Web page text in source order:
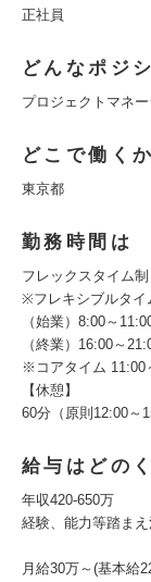
正社員
どんなポジ
プロジェクトマネ
どこで働くか
東京都
勤務時間は
フレックスタイム
※フレキシブルタイ
（始業）8:00～
（終業）16:00～
※コアタイム 11:00
【休憩】
60分（原則12:00～
給与はどの
年収420-650万
経験、能力等踏まえ
月給30万～(基本給